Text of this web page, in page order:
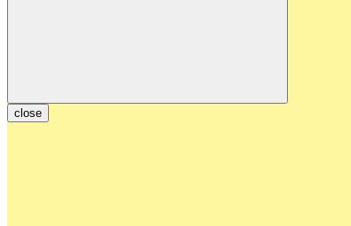
close